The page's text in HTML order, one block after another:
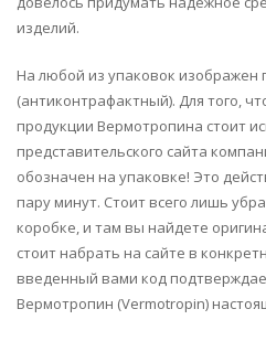
изделий.
На любой из упаковок
(антиконтрафактный). Для того,
продукции Вермотропина стоит
представительского сайта
обозначен на упаковке! Это
пару минут. Стоит всего лишь
коробке, и там вы найдете
стоит набрать на сайте в
введенный вами код
Вермотропин (Vermotropin)